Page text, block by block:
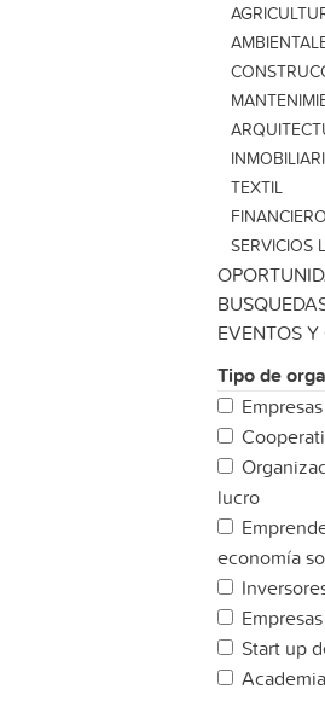
TEXTIL
SERVICIOS
EVENTOS
Tipo de
lucro
economía
Start up
Academia